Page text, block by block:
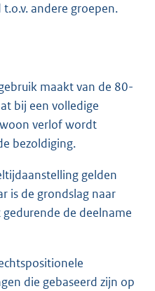
andere groepen.
maakt van de 80-
bij een volledige
verlof wordt
bezoldiging.
gelden
is de grondslag naar
de deelname
die gebaseerd zijn op